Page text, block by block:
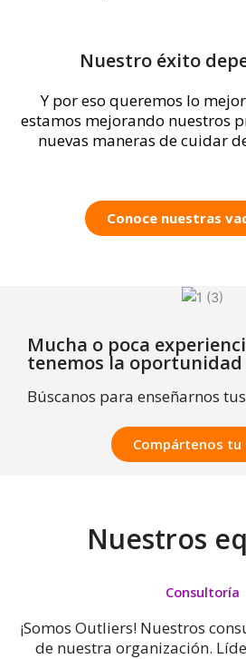
Nuestro éxito
Y por eso queremos lo
estamos mejorando nuestros
nuevas maneras de cuidar
Conoce nuestras
Mucha o poca
tenemos la
Búscanos para enseñarnos
Compártenos tu
Nuestros
Consultoría
¡Somos Outliers! Nuestros
de nuestra organización.